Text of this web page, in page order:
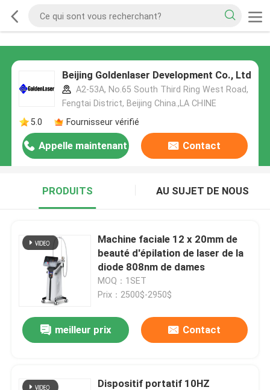
Beijing Goldenlaser Development Co., Ltd
A2-53A, No.65 South Third Ring West Road,
Fengtai District, Beijing China.,LA CHINE
5.0
Fournisseur vérifié
Appelle maintenant Contact
PRODUITS AU SUJET DE NOUS
Machine faciale 12 x 20mm de
beauté d'épilation de laser de la
diode 808nm de dames
MOQ：1SET
Prix：2500$-2950$
meilleur prix Contact
Dispositif portatif 10HZ